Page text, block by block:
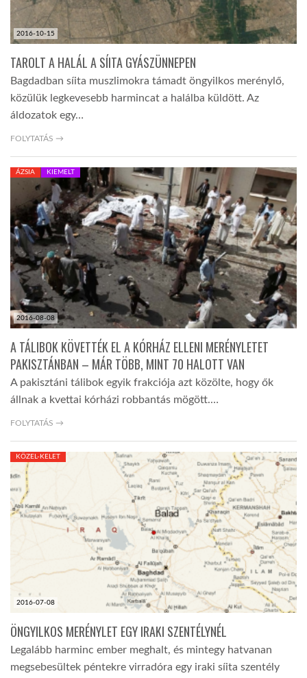
2016-10-15
TAROLT A HALÁL A SÍITA GYÁSZÜNNEPEN
Bagdadban síita muszlimokra támadt öngyilkos merénylő,
közülük legkevesebb harmincat a halálba küldött. Az
áldozatok egy…
FOLYTATÁS →
2016-08-08
ÁZSIA KIEMELT
A TÁLIBOK KÖVETTÉK EL A KÓRHÁZ ELLENI MERÉNYLETET
PAKISZTÁNBAN – MÁR TÖBB, MINT 70 HALOTT VAN
A pakisztáni tálibok egyik frakciója azt közölte, hogy ők
állnak a kvettai kórházi robbantás mögött.…
FOLYTATÁS →
2016-07-08
KÖZEL-KELET
ÖNGYILKOS MERÉNYLET EGY IRAKI SZENTÉLYNÉL
Legalább harminc ember meghalt, és mintegy hatvanan
megsebesültek péntekre virradóra egy iraki síita szentély